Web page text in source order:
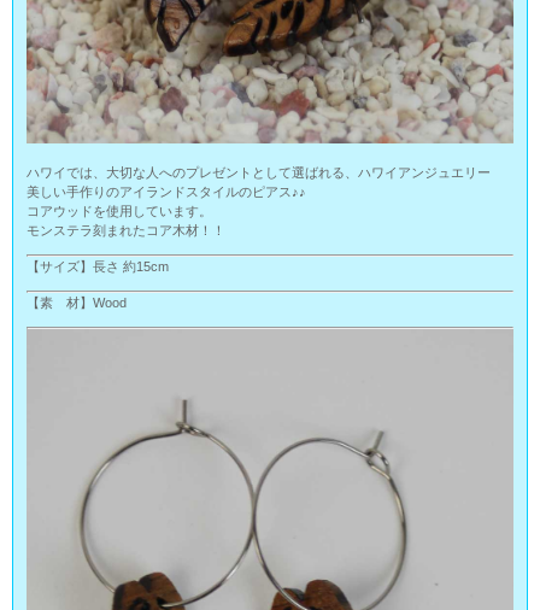
ハワイでは、大切な人へのプレゼントとして選ばれる、ハワイアンジュエリー
美しい手作りのアイランドスタイルのピアス♪♪
コアウッドを使用しています。
モンステラ刻まれたコア木材！！
【サイズ】長さ 約15cm
【素 材】Wood